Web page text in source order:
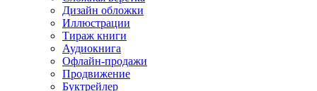
Дизайн обложки
Иллюстрации
Тираж книги
Аудиокнига
Офлайн-продажи
Продвижение
Буктрейлер